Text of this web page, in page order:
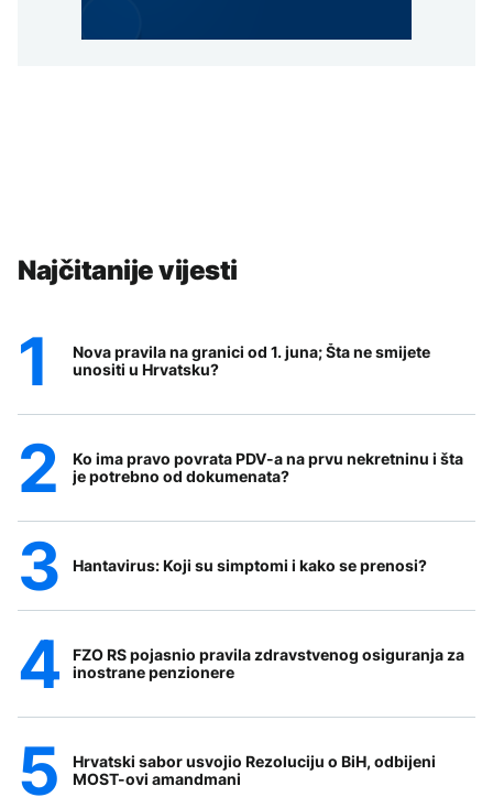
Najčitanije vijesti
Nova pravila na granici od 1. juna; Šta ne smijete
unositi u Hrvatsku?
Ko ima pravo povrata PDV-a na prvu nekretninu i šta
je potrebno od dokumenata?
Hantavirus: Koji su simptomi i kako se prenosi?
FZO RS pojasnio pravila zdravstvenog osiguranja za
inostrane penzionere
Hrvatski sabor usvojio Rezoluciju o BiH, odbijeni
MOST-ovi amandmani